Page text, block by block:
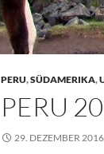
PERU,SÜDAMERIKA,
PERU
29. DEZEMBER 2016